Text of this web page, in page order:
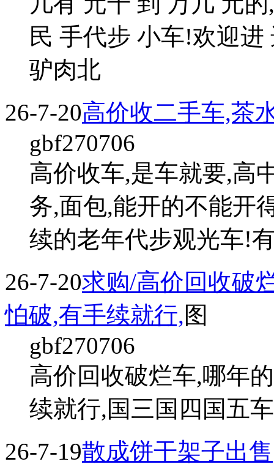
民 手代步 小车!欢迎
驴肉北
26-7-20高价收二手车,茶
gbf270706
高价收车,是车就要,高
务,面包,能开的不能开
续的老年代步观光车!
26-7-20求购/高价回收破
怕破,有手续就行,图
gbf270706
高价回收破烂车,哪年
续就行,国三国四国五
26-7-19散成饼干架子出售